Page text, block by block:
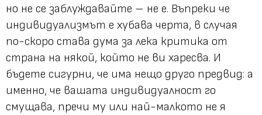
но не се заблуждавайте – не е. Въпреки че
индивидуализмът е хубава черта, в случая
по-скоро става дума за лека критика от
страна на някой, който не ви харесва. И
бъдете сигурни, че има нещо друго предвид: а
именно, че вашата индивидуалност го
смущава, пречи му или най-малкото не я